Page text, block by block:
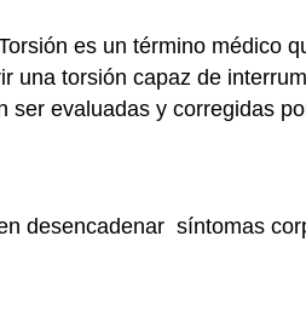
es un término médico
una torsión capaz de
ser evaluadas y corregidas
desencadenar síntomas